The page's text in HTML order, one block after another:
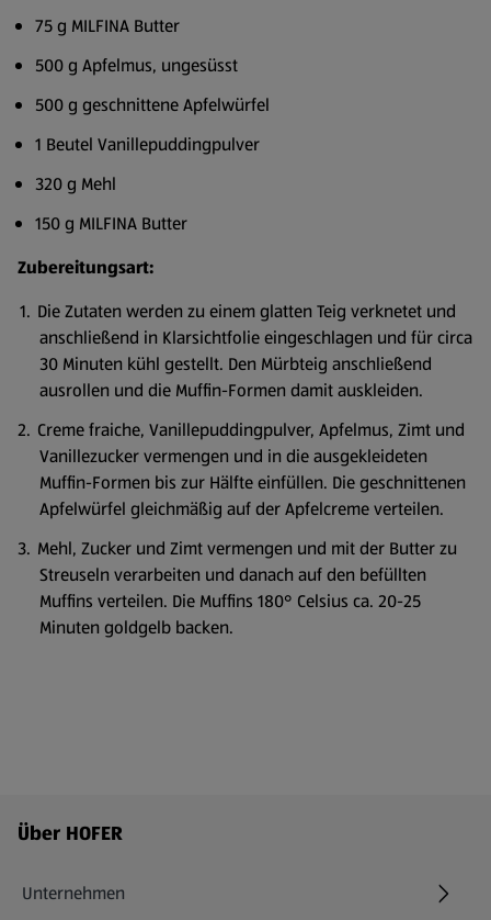
75 g MILFINA Butter
500 g Apfelmus, ungesüsst
500 g geschnittene Apfelwürfel
1 Beutel Vanillepuddingpulver
320 g Mehl
150 g MILFINA Butter
Zubereitungsart:
Die Zutaten werden zu einem glatten Teig verknetet und
anschließend in Klarsichtfolie eingeschlagen und für circa
30 Minuten kühl gestellt. Den Mürbteig anschließend
ausrollen und die Muffin-Formen damit auskleiden.
Creme fraiche, Vanillepuddingpulver, Apfelmus, Zimt und
Vanillezucker vermengen und in die ausgekleideten
Muffin-Formen bis zur Hälfte einfüllen. Die geschnittenen
Apfelwürfel gleichmäßig auf der Apfelcreme verteilen.
Mehl, Zucker und Zimt vermengen und mit der Butter zu
Streuseln verarbeiten und danach auf den befüllten
Muffins verteilen. Die Muffins 180° Celsius ca. 20-25
Minuten goldgelb backen.
Fußzeilenmenü - weitere Links
Über HOFER
Unternehmen